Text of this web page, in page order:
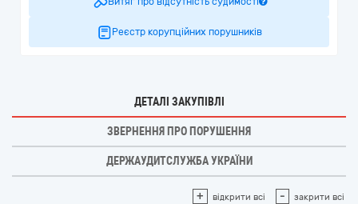
Реєстр корупційних порушників
ДЕТАЛІ ЗАКУПІВЛІ
ЗВЕРНЕННЯ ПРО ПОРУШЕННЯ
ДЕРЖАУДИТСЛУЖБА УКРАЇНИ
+ відкрити всі - закрити всі